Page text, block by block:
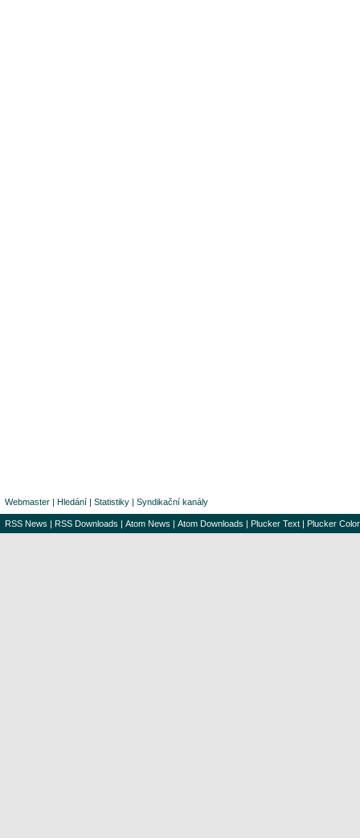
Webmaster | Hledání | Statistiky | Syndikační kanály
RSS News | RSS Downloads | Atom News | Atom Downloads | Plucker Text | Plucker Color